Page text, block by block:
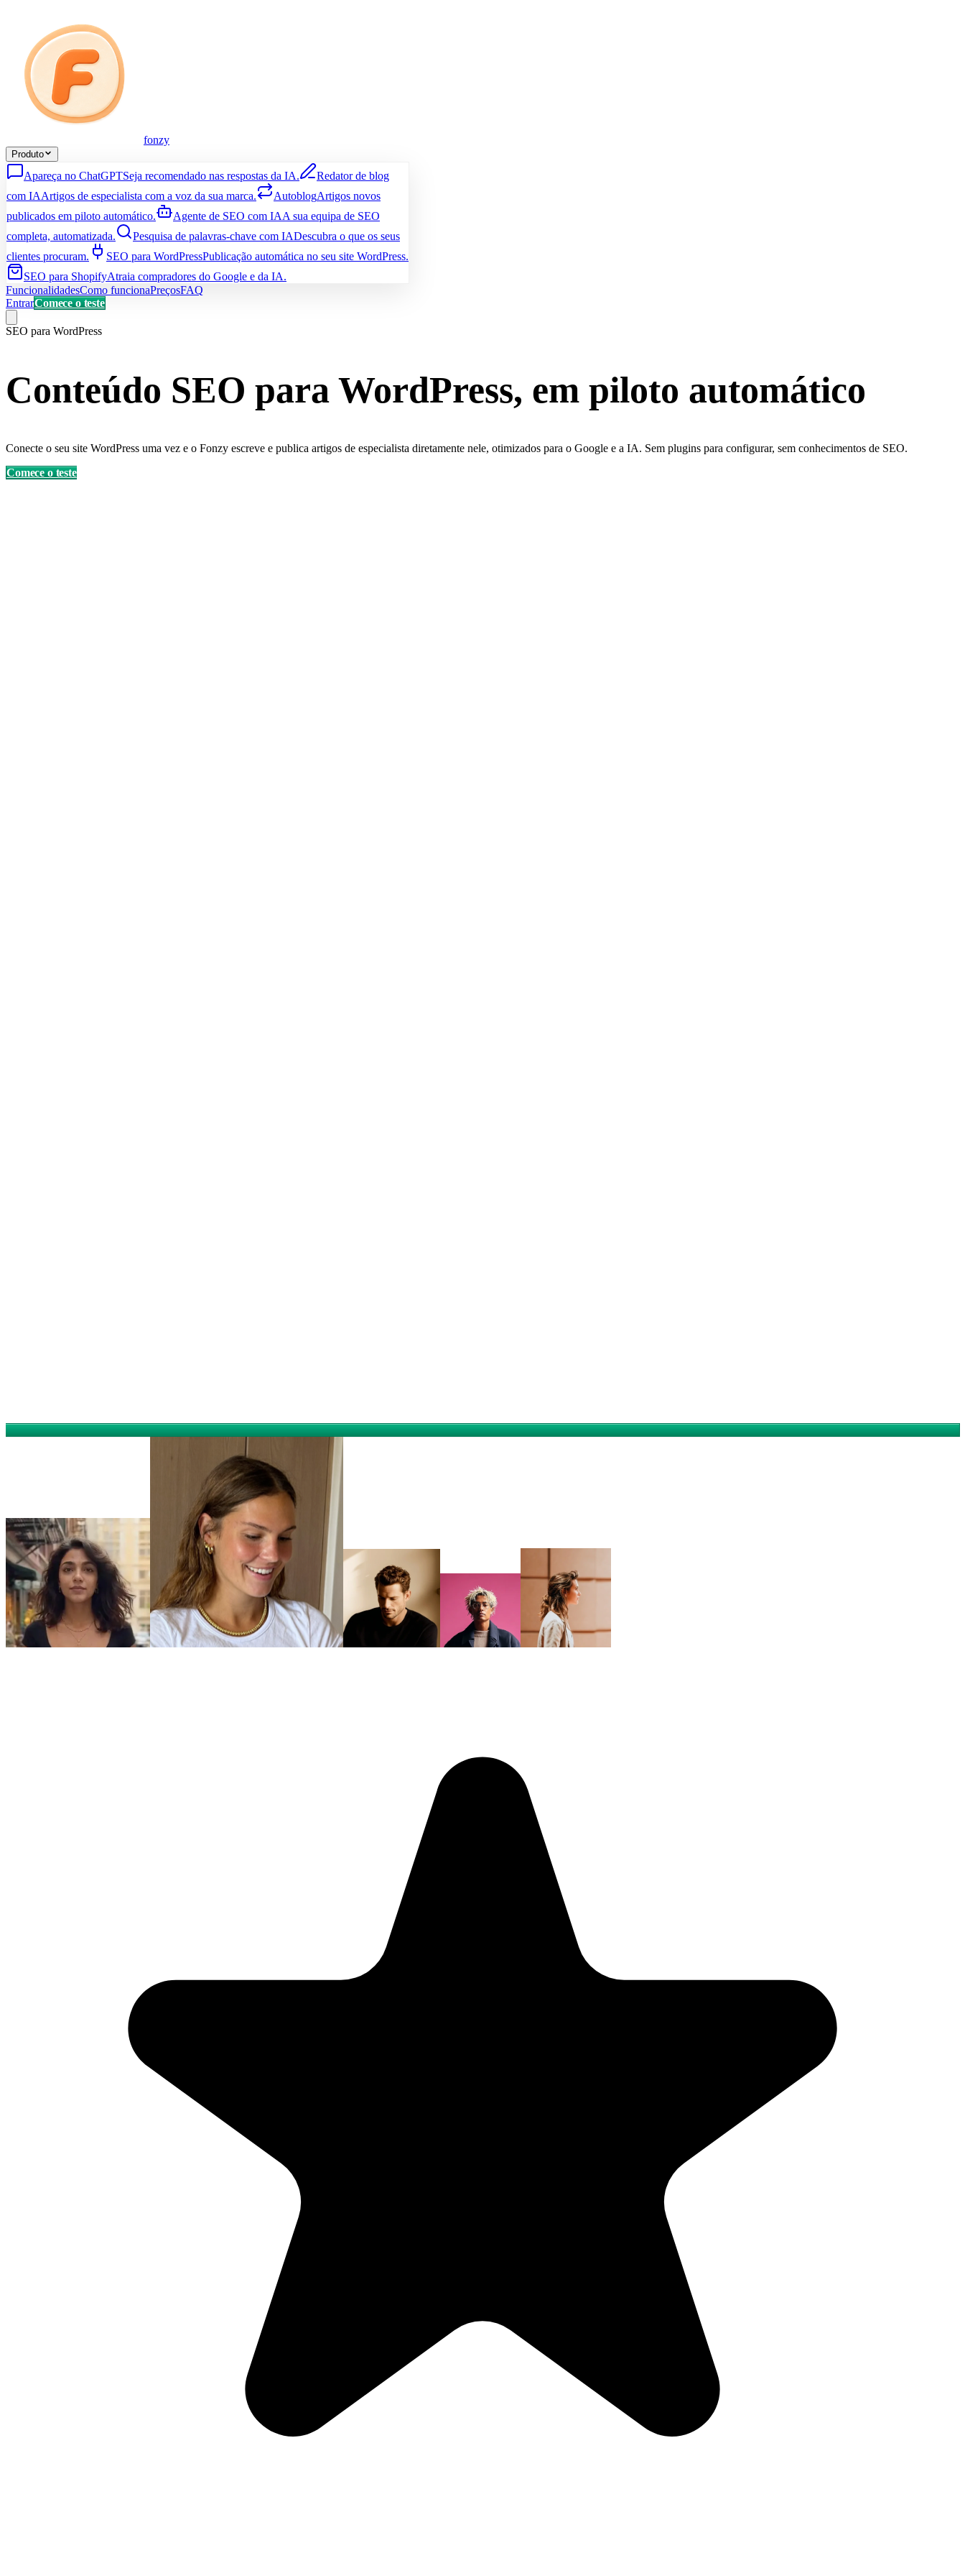
fonzy
Produto
Apareça no ChatGPTSeja recomendado nas respostas da IA.
Redator de blog
com IAArtigos de especialista com a voz da sua marca. AutoblogArtigos novos
publicados em piloto automático.
Agente de SEO com IAA sua equipa de SEO
completa, automatizada.
Pesquisa de palavras-chave com IADescubra o que os seus
clientes procuram.
SEO para WordPressPublicação automática no seu site WordPress.
SEO para ShopifyAtraia compradores do Google e da IA.
FuncionalidadesComo funcionaPreçosFAQ
EntrarComece o teste
SEO para WordPress
Conteúdo SEO para WordPress, em piloto automático
Conecte o seu site WordPress uma vez e o Fonzy escreve e publica artigos de especialista diretamente nele, otimizados para o Google e a IA. Sem plugins para configurar, sem conhecimentos de SEO.
Comece o teste